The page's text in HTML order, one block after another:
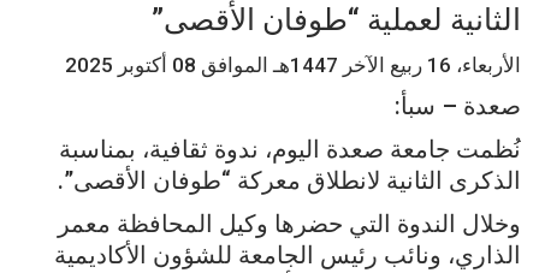
الثانية لعملية “طوفان الأقصى”
الأربعاء، 16 ربيع الآخر 1447هـ الموافق 08 أكتوبر 2025
صعدة – سبأ:
نُظمت جامعة صعدة اليوم، ندوة ثقافية، بمناسبة
الذكرى الثانية لانطلاق معركة “طوفان الأقصى”.
وخلال الندوة التي حضرها وكيل المحافظة معمر
الذاري، ونائب رئيس الجامعة للشؤون الأكاديمية